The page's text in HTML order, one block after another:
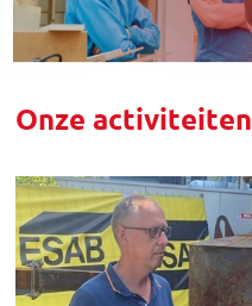
Onze activiteiten